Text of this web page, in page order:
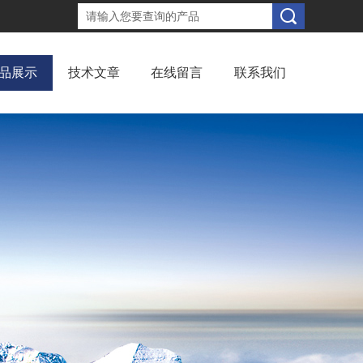
展示 技术文章 在线留言 联系我们